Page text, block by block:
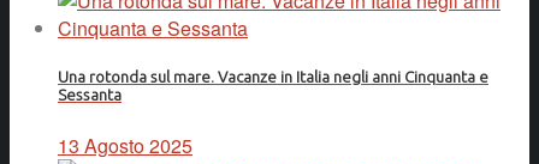
Una rotonda sul mare. Vacanze in Italia negli anni Cinquanta e
Sessanta
13 Agosto 2025